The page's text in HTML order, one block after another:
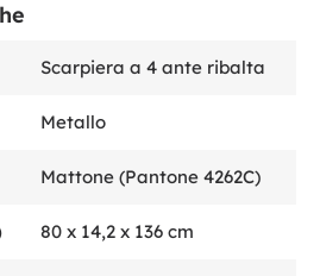
Scarpiera a 4 ante ribalta
Metallo
Mattone (Pantone 4262C)
80 x 14,2 x 136 cm